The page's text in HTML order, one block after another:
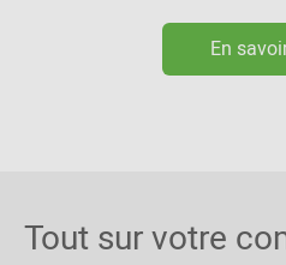
En
Tout sur votre